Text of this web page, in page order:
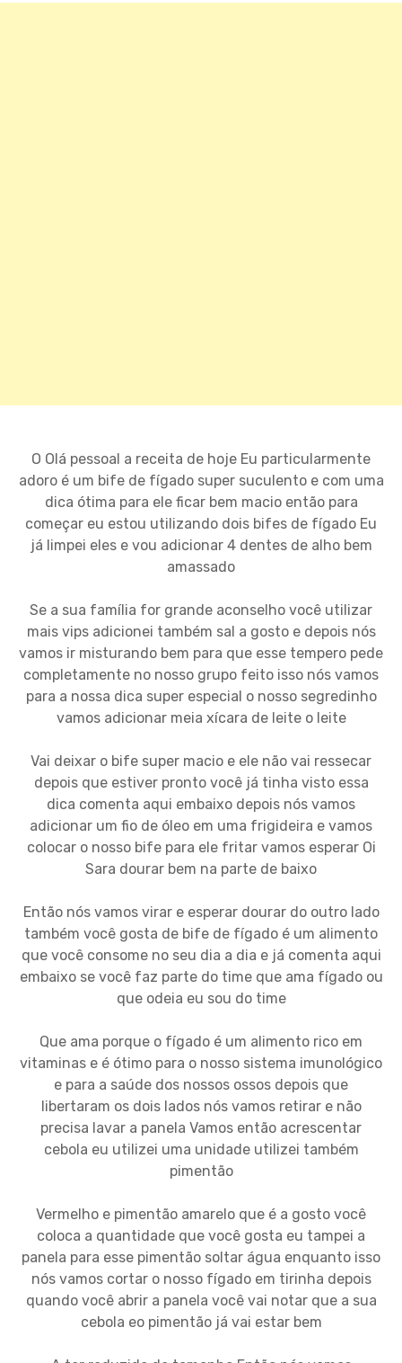
O Olá pessoal a receita de hoje Eu particularmente
adoro é um bife de fígado super suculento e com uma
dica ótima para ele ficar bem macio então para
começar eu estou utilizando dois bifes de fígado Eu
já limpei eles e vou adicionar 4 dentes de alho bem
amassado
Se a sua família for grande aconselho você utilizar
mais vips adicionei também sal a gosto e depois nós
vamos ir misturando bem para que esse tempero pede
completamente no nosso grupo feito isso nós vamos
para a nossa dica super especial o nosso segredinho
vamos adicionar meia xícara de leite o leite
Vai deixar o bife super macio e ele não vai ressecar
depois que estiver pronto você já tinha visto essa
dica comenta aqui embaixo depois nós vamos
adicionar um fio de óleo em uma frigideira e vamos
colocar o nosso bife para ele fritar vamos esperar Oi
Sara dourar bem na parte de baixo
Então nós vamos virar e esperar dourar do outro lado
também você gosta de bife de fígado é um alimento
que você consome no seu dia a dia e já comenta aqui
embaixo se você faz parte do time que ama fígado ou
que odeia eu sou do time
Que ama porque o fígado é um alimento rico em
vitaminas e é ótimo para o nosso sistema imunológico
e para a saúde dos nossos ossos depois que
libertaram os dois lados nós vamos retirar e não
precisa lavar a panela Vamos então acrescentar
cebola eu utilizei uma unidade utilizei também
pimentão
Vermelho e pimentão amarelo que é a gosto você
coloca a quantidade que você gosta eu tampei a
panela para esse pimentão soltar água enquanto isso
nós vamos cortar o nosso fígado em tirinha depois
quando você abrir a panela você vai notar que a sua
cebola eo pimentão já vai estar bem